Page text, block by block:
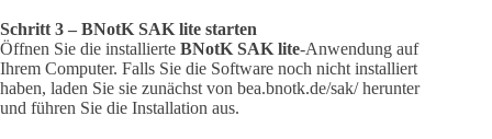
Schritt 3 – BNotK SAK lite starten
Öffnen Sie die installierte BNotK SAK lite-Anwendung auf
Ihrem Computer. Falls Sie die Software noch nicht installiert
haben, laden Sie sie zunächst von bea.bnotk.de/sak/ herunter
und führen Sie die Installation aus.